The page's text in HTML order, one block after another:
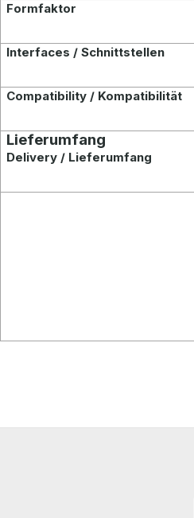
Formfaktor
Interfaces / Schnittstellen
Compatibility / Kompatibilität
Lieferumfang
Delivery / Lieferumfang